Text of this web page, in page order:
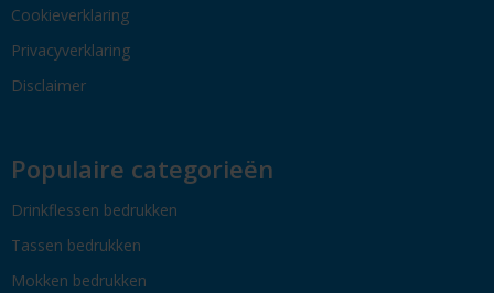
Cookieverklaring
Privacyverklaring
Disclaimer
Populaire categorieën
Drinkflessen bedrukken
Tassen bedrukken
Mokken bedrukken